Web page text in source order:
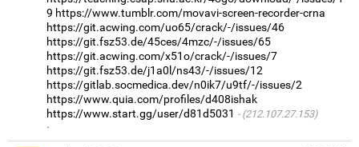
9 https://www.tumblr.com/movavi-screen-recorder-crna
https://git.acwing.com/uo65/crack/-/issues/46
https://git.fsz53.de/45ces/4mzc/-/issues/65
https://git.acwing.com/x51o/crack/-/issues/7
https://git.fsz53.de/j1a0l/ns43/-/issues/12
https://gitlab.socmedica.dev/n0ik7/u9tf/-/issues/2
https://www.quia.com/profiles/d408ishak
https://www.start.gg/user/d81d5031
(212.107.27.153)
·